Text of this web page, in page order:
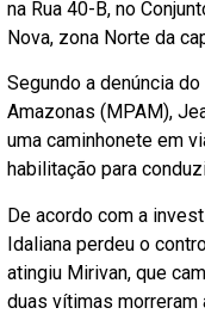
na Rua 40-B, no
Nova, zona Norte da
Segundo a denúncia
Amazonas (MPAM),
uma caminhonete em
habilitação para
De acordo com a
Idaliana perdeu o
atingiu Mirivan, que
duas vítimas morreram